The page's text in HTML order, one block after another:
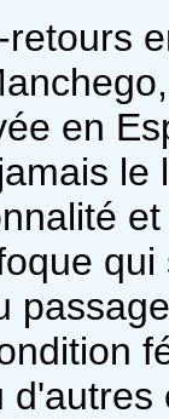
en
d'autres